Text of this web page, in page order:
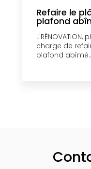
Refaire le
plafond
charge de
plafond